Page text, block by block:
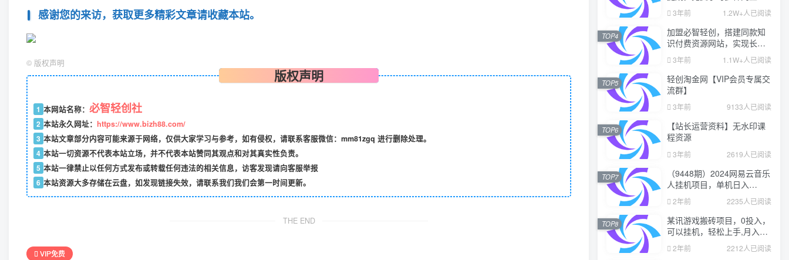
感谢您的来访，获取更多精彩文章请收藏本站。
© 版权声明
版权声明
1 本网站名称： 必智轻创社
2 本站永久网址： https://www.bizh88.com/
3 本站文章部分内容可能来源于网络，仅供大家学习与参考，如有侵权，请联系客服微信：mm81zgq 进行删除处理。
4 本站一切资源不代表本站立场，并不代表本站赞同其观点和对其真实性负责。
5 本站一律禁止以任何方式发布或转载任何违法的相关信息，访客发现请向客服举报
6 本站资源大多存储在云盘，如发现链接失效，请联系我们我们会第一时间更新。
THE END
VIP免费
业课程，菜鸟秒变大神！
3年前 1.2W+人已阅读
加盟必智轻创，搭建同款知
识付费资源网站，实现长期
稳定被动收入~
3年前 1.1W+人已阅读
TOP4
轻创淘金网【VIP会员专属交
流群】
3年前 9133人已阅读
TOP5
【站长运营资料】无水印课
程资源
3年前 2619人已阅读
TOP6
（9448期）2024网易云音乐
人挂机项目，单机日入
150+，无脑月入5000+
2年前 2235人已阅读
TOP7
某讯游戏搬砖项目，0投入，
可以挂机，轻松上手,月入
3000+上不封顶
2年前 2212人已阅读
TOP8